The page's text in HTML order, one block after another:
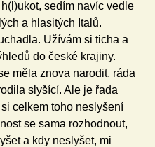
sedím navíc vedle
a hlasitých Italů.
Užívám si ticha a
do české krajiny.
měla znova narodit, ráda
slyšící. Ale je řada
celkem toho neslyšení
se sama rozhodnout,
a kdy neslyšet, mi